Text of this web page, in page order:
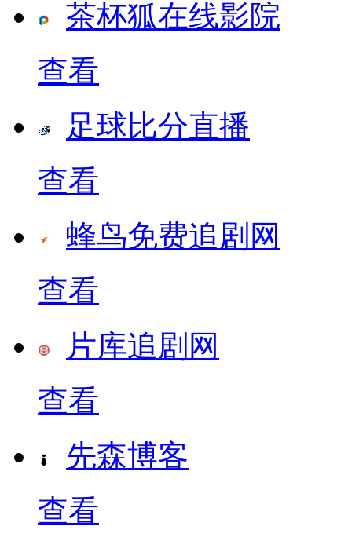
茶杯狐在线影院
查看
足球比分直播
查看
蜂鸟免费追剧网
查看
片库追剧网
查看
先森博客
查看